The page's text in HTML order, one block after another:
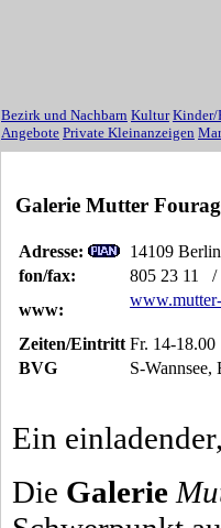
Bezirk und Nachbarn Kultur Kinder/
Angebote Private Kleinanzeigen
Galerie Mutter
Adresse:
14109
fon/fax:
805 23 11
www:
Zeiten/Eintritt Fr. 14-
BVG
S-Wannsee,
Ein
Die Galerie